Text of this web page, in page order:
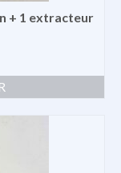
+ 1 extracteur